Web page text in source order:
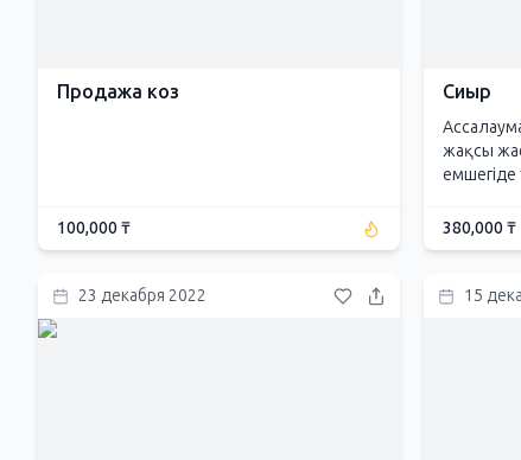
Продажа коз
100,000 ₸
Сиыр
жақсы
емшегіде
380,000 ₸
23 декабря 2022 15